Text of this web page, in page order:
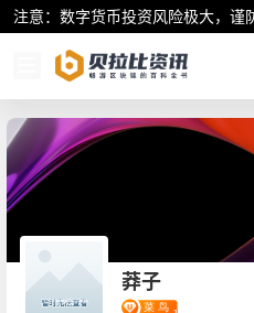
注意：数字货币投资风险极大，
莽子